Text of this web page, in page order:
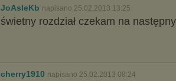
JoAsIeKb napisano 25.02.2013 13:25
świetny rozdział czekam na
cherry1910 napisano 25.02.2013 08:24